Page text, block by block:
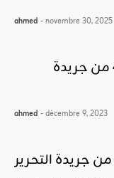
ahmed - novembre 30, 2025
تنزيل العدد 470 من جريدة
ahmed - décembre 9, 2023